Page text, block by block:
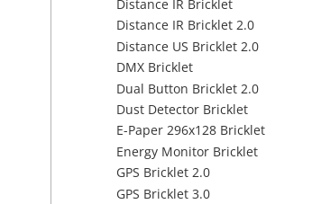
Distance IR Bricklet
Distance IR Bricklet 2.0
Distance US Bricklet 2.0
DMX Bricklet
Dual Button Bricklet 2.0
Dust Detector Bricklet
E-Paper 296x128 Bricklet
Energy Monitor Bricklet
GPS Bricklet 2.0
GPS Bricklet 3.0